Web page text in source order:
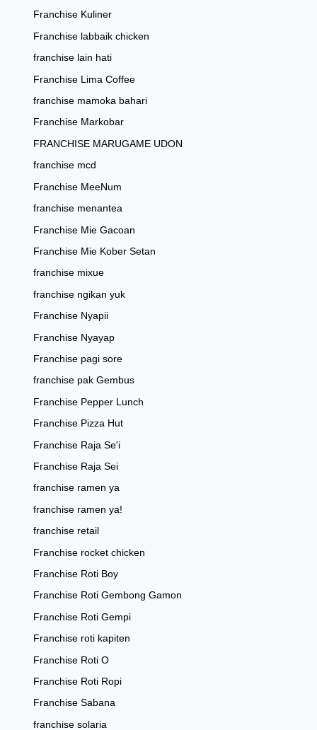
Franchise Kuliner
Franchise labbaik chicken
franchise lain hati
Franchise Lima Coffee
franchise mamoka bahari
Franchise Markobar
FRANCHISE MARUGAME UDON
franchise mcd
Franchise MeeNum
franchise menantea
Franchise Mie Gacoan
Franchise Mie Kober Setan
franchise mixue
franchise ngikan yuk
Franchise Nyapii
Franchise Nyayap
Franchise pagi sore
franchise pak Gembus
Franchise Pepper Lunch
Franchise Pizza Hut
Franchise Raja Se'i
Franchise Raja Sei
franchise ramen ya
franchise ramen ya!
franchise retail
Franchise rocket chicken
Franchise Roti Boy
Franchise Roti Gembong Gamon
Franchise Roti Gempi
Franchise roti kapiten
Franchise Roti O
Franchise Roti Ropi
Franchise Sabana
franchise solaria